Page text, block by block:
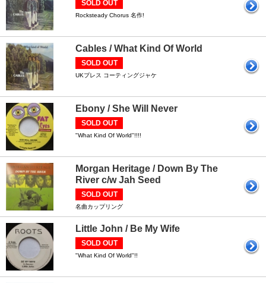
SOLD OUT
Rocksteady Chorus 名作!
Cables / What Kind Of World
SOLD OUT
UKプレス コーティングジャケ
Ebony / She Will Never
SOLD OUT
"What Kind Of World"!!!!
Morgan Heritage / Down By The
River c/w Jah Seed
SOLD OUT
名曲カップリング
Little John / Be My Wife
SOLD OUT
"What Kind Of World"!!